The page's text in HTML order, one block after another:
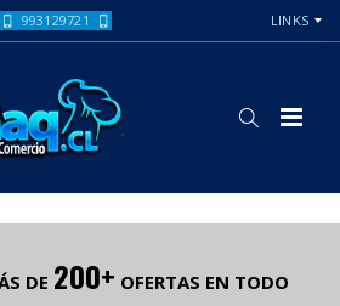
993129721 LINKS
DE 200+ OFERTAS EN TODO